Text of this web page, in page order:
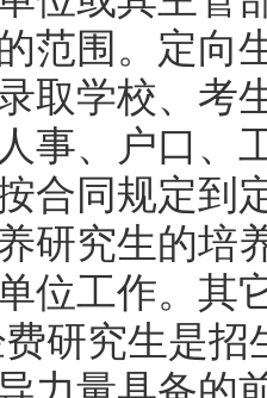
范围。定向
取学校、考
事、户口、
合同规定到
究生的培养
位工作。其
研究生是